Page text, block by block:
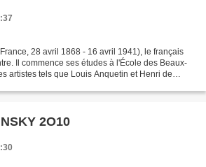
28 avril 1868 - 16 avril 1941), le français
Il commence ses études à l'École des Beaux-
artistes tels que Louis Anquetin et Henri de
PIERRE ALECHINSKY 2O10